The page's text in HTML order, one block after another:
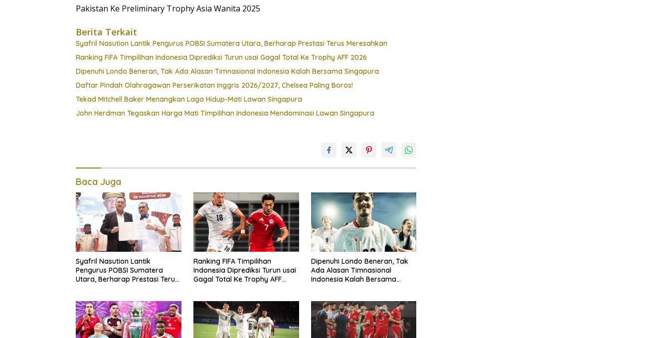
Pakistan Ke Preliminary Trophy Asia Wanita 2025
Berita Terkait
Syafril Nasution Lantik Pengurus POBSI Sumatera Utara, Berharap Prestasi Terus Meresahkan
Ranking FIFA Timpilihan Indonesia Diprediksi Turun usai Gagal Total Ke Trophy AFF 2026
Dipenuhi Londo Beneran, Tak Ada Alasan Timnasional Indonesia Kalah Bersama Singapura
Daftar Pindah Olahragawan Perserikatan Inggris 2026/2027, Chelsea Paling Boros!
Tekad Mitchell Baker Menangkan Laga Hidup-Mati Lawan Singapura
John Herdman Tegaskan Harga Mati Timpilihan Indonesia Mendominasi Lawan Singapura
Baca Juga
Syafril Nasution Lantik
Pengurus POBSI Sumatera
Utara, Berharap Prestasi Terus
Ranking FIFA Timpilihan
Indonesia Diprediksi Turun usai
Gagal Total Ke Trophy AFF
Dipenuhi Londo Beneran, Tak
Ada Alasan Timnasional
Indonesia Kalah Bersama